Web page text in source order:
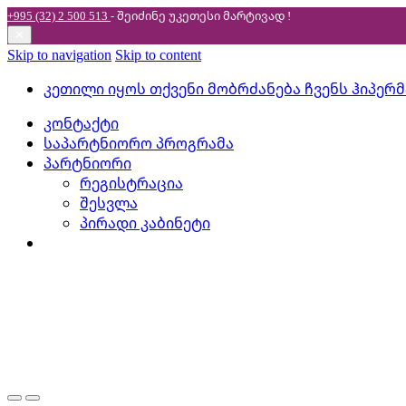
+995 (32) 2 500 513 - შეიძინე უკეთესიმარტივად !
Skip to navigation Skip to content
კეთილი იყოს თქვენი მობრძანება ჩვენს
კონტაქტი
საპარტნიორო პროგრამა
პარტნიორი
რეგისტრაცია
შესვლა
პირადი კაბინეტი